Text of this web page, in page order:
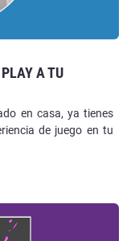
A TU
en casa, ya tienes
de juego en tu